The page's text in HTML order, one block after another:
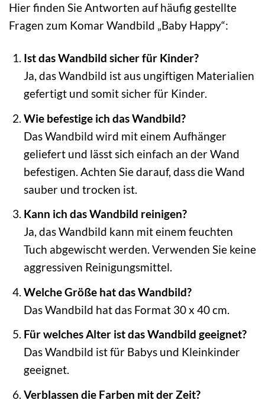
Hier finden Sie Antworten auf häufig gestellte
Fragen zum Komar Wandbild „Baby Happy“:
Ist das Wandbild sicher für Kinder?
Ja, das Wandbild ist aus ungiftigen Materialien
gefertigt und somit sicher für Kinder.
Wie befestige ich das Wandbild?
Das Wandbild wird mit einem Aufhänger
geliefert und lässt sich einfach an der Wand
befestigen. Achten Sie darauf, dass die Wand
sauber und trocken ist.
Kann ich das Wandbild reinigen?
Ja, das Wandbild kann mit einem feuchten
Tuch abgewischt werden. Verwenden Sie keine
aggressiven Reinigungsmittel.
Welche Größe hat das Wandbild?
Das Wandbild hat das Format 30 x 40 cm.
Für welches Alter ist das Wandbild geeignet?
Das Wandbild ist für Babys und Kleinkinder
geeignet.
Verblassen die Farben mit der Zeit?